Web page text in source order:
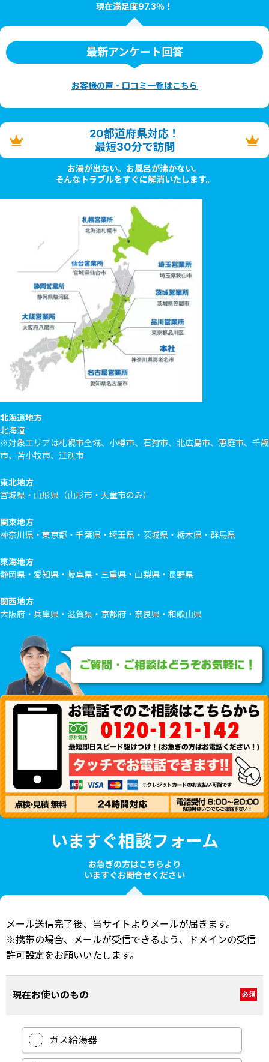
現在満足度97.3％！
最新アンケート回答
お客様の声・口コミ一覧はこちら
20都道府県対応！
最短30分で訪問
お湯が出ない。お風呂が沸かない。
そんなトラブルをすぐに解消いたします。
北海道地方
北海道
※対象エリアは札幌市全域、小樽市、石狩市、北広島市、恵庭市、千歳
市、苫小牧市、江別市
東北地方
宮城県・山形県（山形市・天童市のみ）
関東地方
神奈川県・東京都・千葉県・埼玉県・茨城県・栃木県・群馬県
東海地方
静岡県・愛知県・岐阜県・三重県・山梨県・長野県
関西地方
大阪府・兵庫県・滋賀県・京都府・奈良県・和歌山県
いますぐ相談フォーム
お急ぎの方はこちらより
いますぐお問合せください
メール送信完了後、当サイトよりメールが届きます。
※携帯の場合、メールが受信できるよう、ドメインの受信
許可設定をお願いいたします。
現在お使いのもの 必須
ガス給湯器